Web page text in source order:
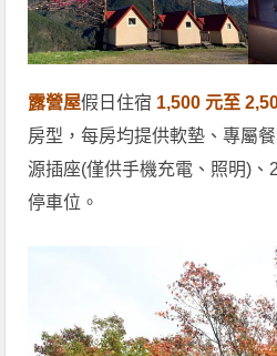
露營屋假日住宿 1,500 元至
房型，每房均提供軟墊、專屬
源插座(僅供手機充電、照明)、
停車位。